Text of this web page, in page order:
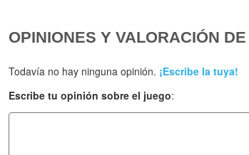
OPINIONES Y VALORACIÓN
Todavía no hay ninguna opinión. ¡Escribe la tuya!
Escribe tu opinión sobre el juego: